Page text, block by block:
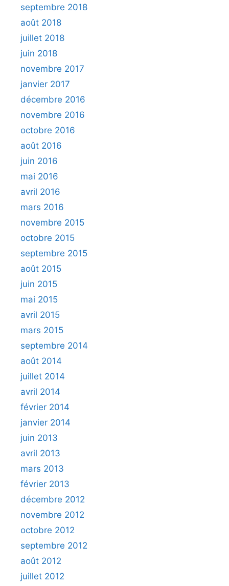
septembre 2018
août 2018
juillet 2018
juin 2018
novembre 2017
janvier 2017
décembre 2016
novembre 2016
octobre 2016
août 2016
juin 2016
mai 2016
avril 2016
mars 2016
novembre 2015
octobre 2015
septembre 2015
août 2015
juin 2015
mai 2015
avril 2015
mars 2015
septembre 2014
août 2014
juillet 2014
avril 2014
février 2014
janvier 2014
juin 2013
avril 2013
mars 2013
février 2013
décembre 2012
novembre 2012
octobre 2012
septembre 2012
août 2012
juillet 2012